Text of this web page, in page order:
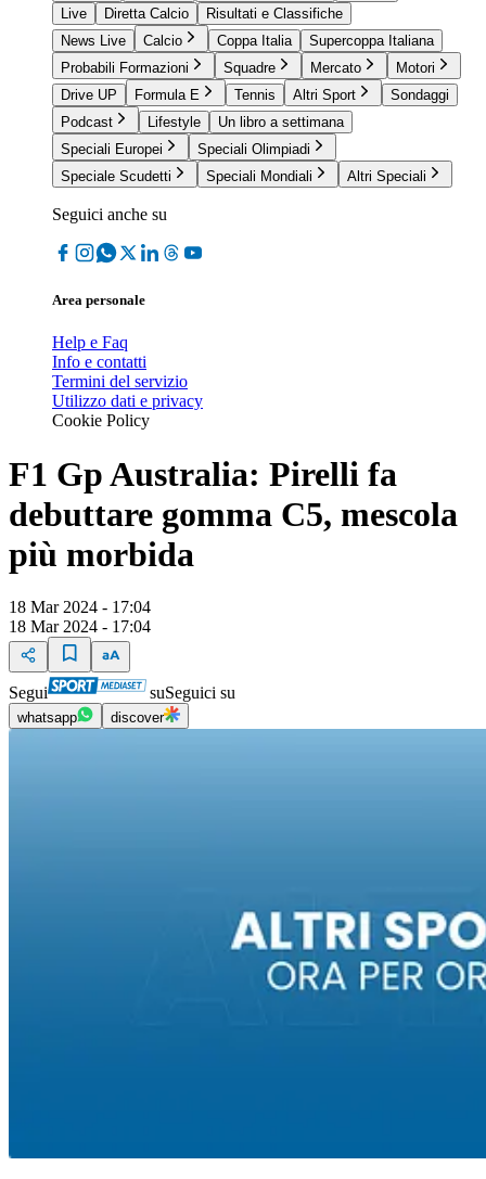
Live
Diretta Calcio
Risultati e Classifiche
News Live
Calcio Coppa Italia
Supercoppa Italiana
Probabili Formazioni
Squadre Mercato
Motori
Drive UP
Formula E Tennis Altri Sport
Sondaggi
Podcast
Lifestyle
Un libro a settimana
Speciali Europei
Speciali Olimpiadi
Speciale Scudetti
Speciali Mondiali Altri Speciali
Seguici anche su
Area personale
Help e Faq
Info e contatti
Termini del servizio
Utilizzo dati e privacy
Cookie Policy
F1 Gp Australia: Pirelli fa
debuttare gomma C5, mescola
più morbida
18 Mar 2024 - 17:04
18 Mar 2024 - 17:04
Segui suSeguici su
whatsapp discover